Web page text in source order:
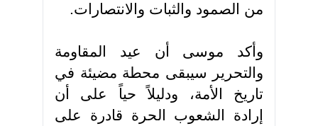
من الصمود والثبات والانتصارات.
وأكد موسى أن عيد المقاومة
والتحرير سيبقى محطة مضيئة في
تاريخ الأمة، ودليلاً حياً على أن
إرادة الشعوب الحرة قادرة على